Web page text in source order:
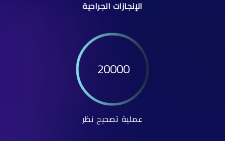
الإنجازات الجراحية
20000
عملية تصحيح نظر